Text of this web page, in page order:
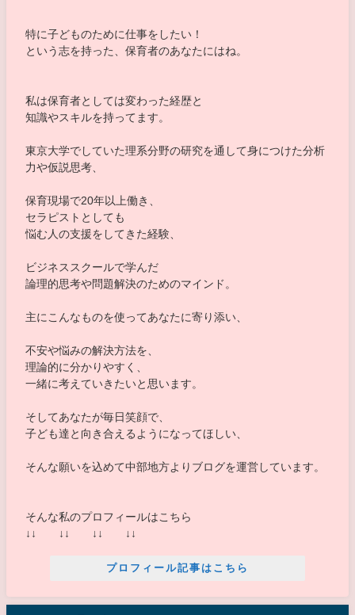
特に子どものために仕事をしたい！
という志を持った、保育者のあなたにはね。
私は保育者としては変わった経歴と
知識やスキルを持ってます。
東京大学でしていた理系分野の研究を通して身につけた分析
力や仮説思考、
保育現場で20年以上働き、
セラピストとしても
悩む人の支援をしてきた経験、
ビジネススクールで学んだ
論理的思考や問題解決のためのマインド。
主にこんなものを使ってあなたに寄り添い、
不安や悩みの解決方法を、
理論的に分かりやすく、
一緒に考えていきたいと思います。
そしてあなたが毎日笑顔で、
子ども達と向き合えるようになってほしい、
そんな願いを込めて中部地方よりブログを運営しています。
そんな私のプロフィールはこちら
↓↓ ↓↓ ↓↓ ↓↓
プロフィール記事はこちら